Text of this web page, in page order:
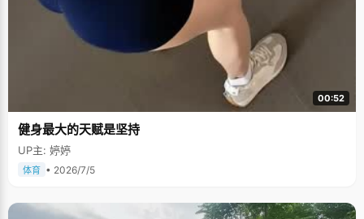
00:52
健身最大的天赋是坚持
UP主: 婷婷
体育 • 2026/7/5